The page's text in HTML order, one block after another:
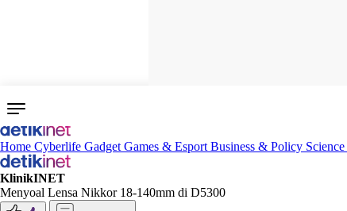
Home Cyberlife Gadget Games & Esport Business & Policy Science
KlinikINET
Menyoal Lensa Nikkor 18-140mm di D5300